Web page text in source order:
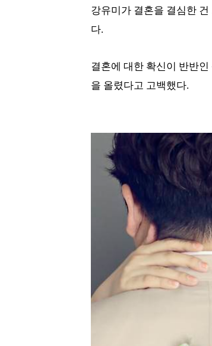
강유미가 결혼을 결심한
다.
결혼에 대한 확신이 반반
을 올렸다고 고백했다.